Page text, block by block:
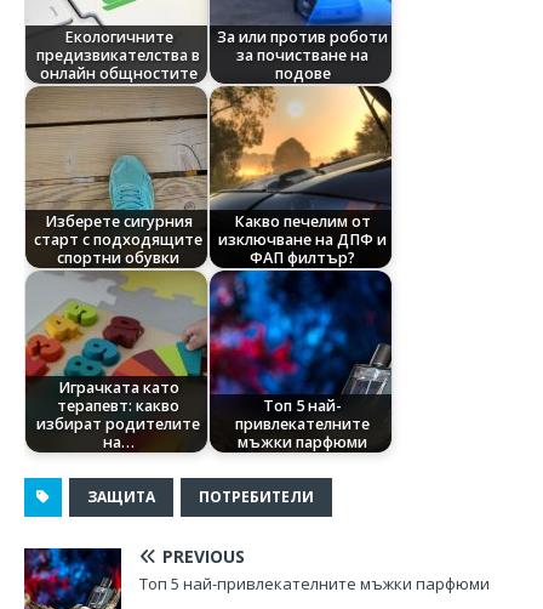
Екологичните
предизвикателства в
онлайн общностите
За или против роботи
за почистване на
подове
Изберете сигурния
старт с подходящите
спортни обувки
Какво печелим от
изключване на ДПФ и
ФАП филтър?
Играчката като
терапевт: какво
избират родителите
на…
Топ 5 най-
привлекателните
мъжки парфюми
ЗАЩИТА ПОТРЕБИТЕЛИ
PREVIOUS
Топ 5 най-привлекателните мъжки парфюми